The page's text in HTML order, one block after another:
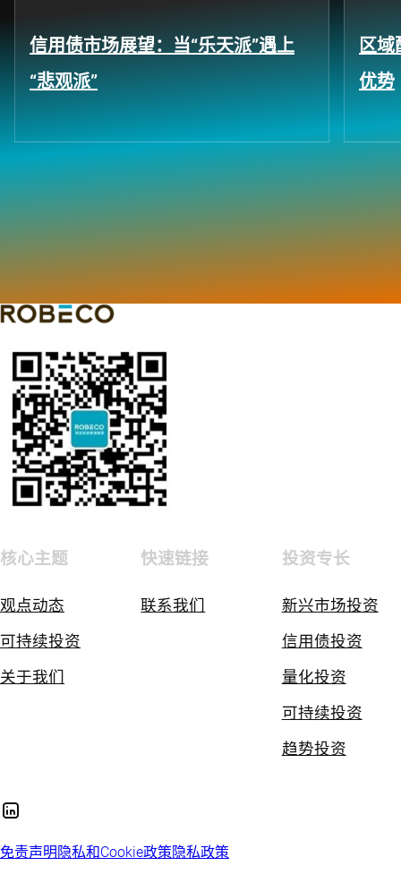
信用债市场展望：当“乐天派”遇上
“悲观派”
区
优势
核心主题
观点动态
可持续投资
关于我们
快速链接
联系我们
投资专长
新兴市场投资
信用债投资
量化投资
可持续投资
趋势投资
免责声明 隐私和Cookie政策 隐私政策